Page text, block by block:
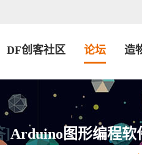
DF创客社区 论坛 造
]Arduino图形编程软